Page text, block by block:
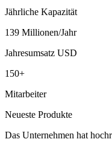
Jährliche Kapazität
139 Millionen/Jahr
Jahresumsatz USD
150+
Mitarbeiter
Neueste Produkte
Das Unternehmen hat